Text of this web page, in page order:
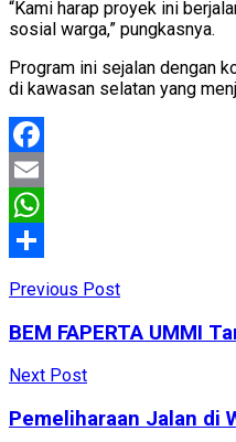
“Kami harap proyek ini
sosial warga,” pungkasnya.
Program ini sejalan dengan
di kawasan selatan yang
Facebook
Email
WhatsApp
Previous Post
BEM FAPERTA UMMI
Next Post
Pemeliharaan Jalan di